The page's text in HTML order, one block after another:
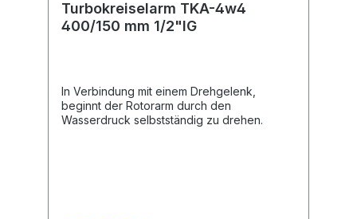
Turbokreiselarm TKA-4w4
400/150 mm 1/2"IG
In Verbindung mit einem Drehgelenk,
beginnt der Rotorarm durch den
Wasserdruck selbstständig zu drehen.